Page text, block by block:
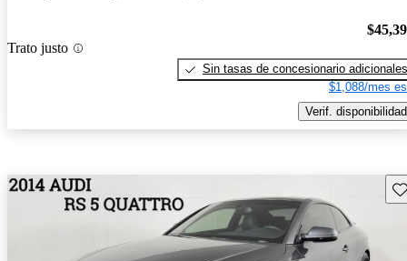
Trato justo
Sin tasas de concesionario adicionales
$1,088/mes
Verif. disponibilidad